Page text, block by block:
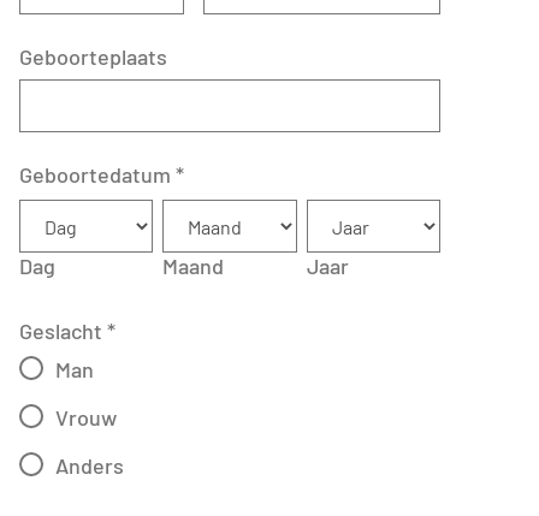
Geboorteplaats
Geboortedatum *
Dag Maand Jaar
Geslacht *
Man
Vrouw
Anders